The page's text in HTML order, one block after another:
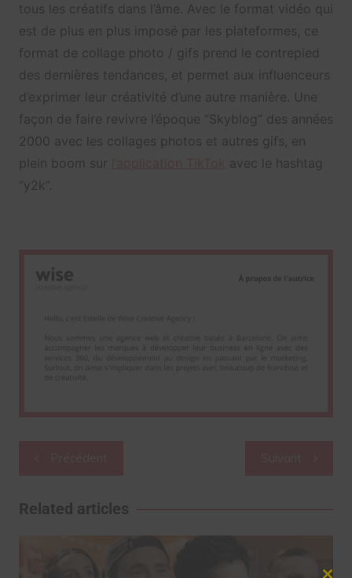
tous les créatifs dans l’âme. Avec le format vidéo qui
est de plus en plus imposé par les plateformes, ce
format de collage photo / gifs prend le contrepied
des dernières tendances, et permet aux influenceurs
d’exprimer leur créativité d’une autre manière. Une
façon de faire revivre l’époque “Skyblog” des années
2000 avec les collages photos et autres gifs, en
plein boom sur
avec le hashtag
“y2k”.
l’article
Related articles